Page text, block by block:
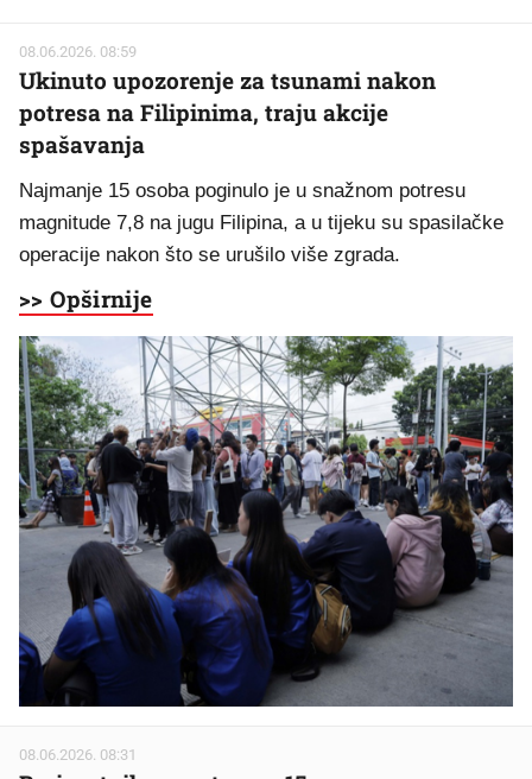
08.06.2026. 08:59
Ukinuto upozorenje za tsunami nakon
potresa na Filipinima, traju akcije
spašavanja
Najmanje 15 osoba poginulo je u snažnom potresu
magnitude 7,8 na jugu Filipina, a u tijeku su spasilačke
operacije nakon što se urušilo više zgrada.
>> Opširnije
08.06.2026. 08:31